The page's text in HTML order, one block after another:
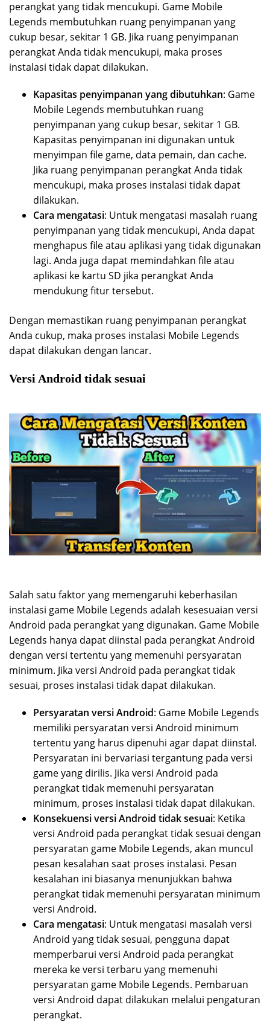
perangkat yang tidak mencukupi. Game Mobile
Legends membutuhkan ruang penyimpanan yang
cukup besar, sekitar 1 GB. Jika ruang penyimpanan
perangkat Anda tidak mencukupi, maka proses
instalasi tidak dapat dilakukan.
Kapasitas penyimpanan yang dibutuhkan: Game
Mobile Legends membutuhkan ruang
penyimpanan yang cukup besar, sekitar 1 GB.
Kapasitas penyimpanan ini digunakan untuk
menyimpan file game, data pemain, dan cache.
Jika ruang penyimpanan perangkat Anda tidak
mencukupi, maka proses instalasi tidak dapat
dilakukan.
Cara mengatasi: Untuk mengatasi masalah ruang
penyimpanan yang tidak mencukupi, Anda dapat
menghapus file atau aplikasi yang tidak digunakan
lagi. Anda juga dapat memindahkan file atau
aplikasi ke kartu SD jika perangkat Anda
mendukung fitur tersebut.
Dengan memastikan ruang penyimpanan perangkat
Anda cukup, maka proses instalasi Mobile Legends
dapat dilakukan dengan lancar.
Versi Android tidak sesuai
Salah satu faktor yang memengaruhi keberhasilan
instalasi game Mobile Legends adalah kesesuaian versi
Android pada perangkat yang digunakan. Game Mobile
Legends hanya dapat diinstal pada perangkat Android
dengan versi tertentu yang memenuhi persyaratan
minimum. Jika versi Android pada perangkat tidak
sesuai, proses instalasi tidak dapat dilakukan.
Persyaratan versi Android: Game Mobile Legends
memiliki persyaratan versi Android minimum
tertentu yang harus dipenuhi agar dapat diinstal.
Persyaratan ini bervariasi tergantung pada versi
game yang dirilis. Jika versi Android pada
perangkat tidak memenuhi persyaratan
minimum, proses instalasi tidak dapat dilakukan.
Konsekuensi versi Android tidak sesuai: Ketika
versi Android pada perangkat tidak sesuai dengan
persyaratan game Mobile Legends, akan muncul
pesan kesalahan saat proses instalasi. Pesan
kesalahan ini biasanya menunjukkan bahwa
perangkat tidak memenuhi persyaratan minimum
versi Android.
Cara mengatasi: Untuk mengatasi masalah versi
Android yang tidak sesuai, pengguna dapat
memperbarui versi Android pada perangkat
mereka ke versi terbaru yang memenuhi
persyaratan game Mobile Legends. Pembaruan
versi Android dapat dilakukan melalui pengaturan
perangkat.